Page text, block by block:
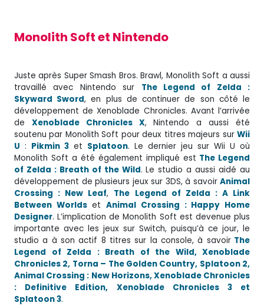
Monolith Soft et Nintendo
Juste après Super Smash Bros. Brawl, Monolith Soft a aussi
travaillé avec Nintendo sur The Legend of Zelda :
Skyward Sword, en plus de continuer de son côté le
développement de Xenoblade Chronicles. Avant l’arrivée
de Xenoblade Chronicles X, Nintendo a aussi été
soutenu par Monolith Soft pour deux titres majeurs sur Wii
U : Pikmin 3 et Splatoon. Le dernier jeu sur Wii U où
Monolith Soft a été également impliqué est The Legend
of Zelda : Breath of the Wild. Le studio a aussi aidé au
développement de plusieurs jeux sur 3DS, à savoir Animal
Crossing : New Leaf, The Legend of Zelda : A Link
Between WorldsetAnimal Crossing : Happy Home
Designer. L’implication de Monolith Soft est devenue plus
importante avec les jeux sur Switch, puisqu’à ce jour, le
studio a à son actif 8 titres sur la console, à savoirThe
Legend of Zelda : Breath of the Wild, Xenoblade
Chronicles 2, Torna – The Golden Country, Splatoon 2,
Animal Crossing : New Horizons, Xenoblade Chronicles
: Definitive Edition, Xenoblade Chronicles 3 et
Splatoon 3.